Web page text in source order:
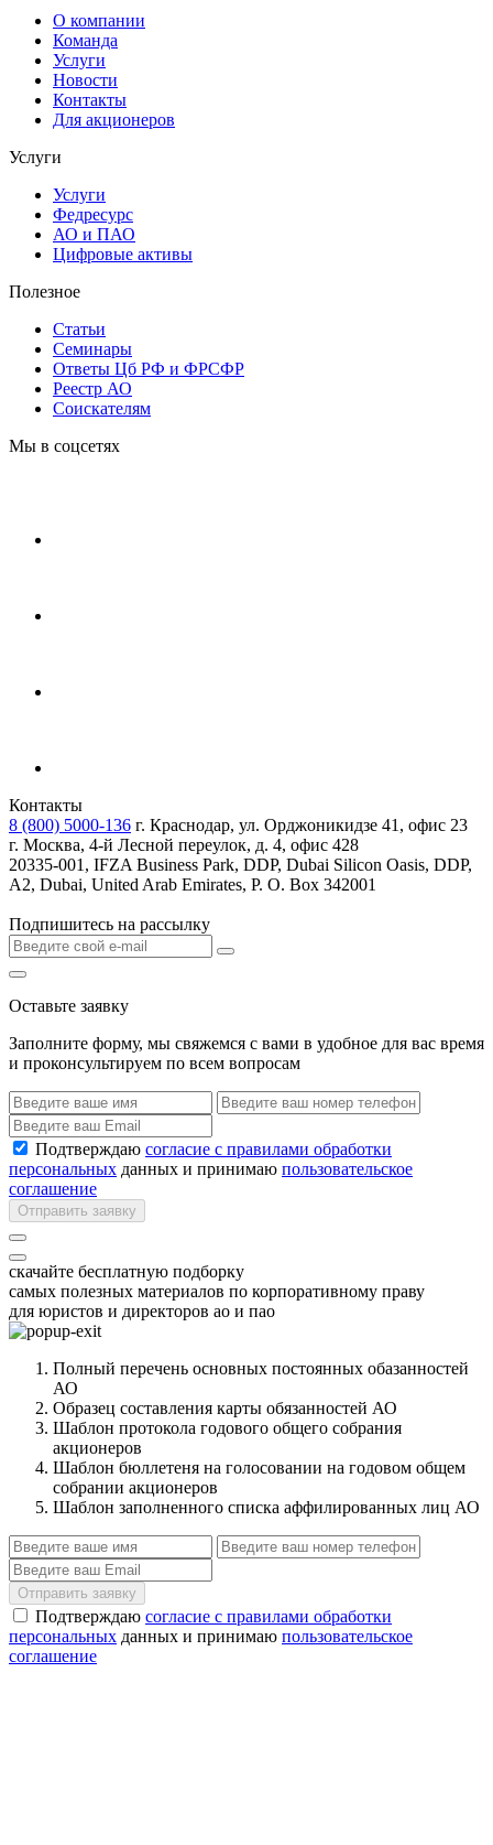
О компании
Команда
Услуги
Новости
Контакты
Для акционеров
Услуги
Услуги
Федресурс
АО и ПАО
Цифровые активы
Полезное
Статьи
Cеминары
Ответы Цб РФ и ФРСФР
Реестр АО
Соискателям
Мы в соцсетях
Контакты
8 (800) 5000-136 г. Краснодар, ул. Орджоникидзе 41, офис 23
г. Москва, 4-й Лесной переулок, д. 4, офис 428
20335-001, IFZA Business Park, DDP, Dubai Silicon Oasis, DDP,
A2, Dubai, United Arab Emirates, P. O. Box 342001
Подпишитесь на рассылку
Оставьте заявку
Заполните форму, мы свяжемся с вами в удобное для вас время
и проконсультируем по всем вопросам
Подтверждаю согласие с правилами обработки
персональных данных и принимаю пользовательское
соглашение
Отправить заявку
скачайте бесплатную подборку
самых полезных материалов по корпоративному праву
для юристов и директоров ао и пао
Полный перечень основных постоянных обазанностей
АО
Образец составления карты обязанностей АО
Шаблон протокола годового общего собрания
акционеров
Шаблон бюллетеня на голосовании на годовом общем
собрании акционеров
Шаблон заполненного списка аффилированных лиц АО
Отправить заявку
Подтверждаю согласие с правилами обработки
персональных данных и принимаю пользовательское
соглашение